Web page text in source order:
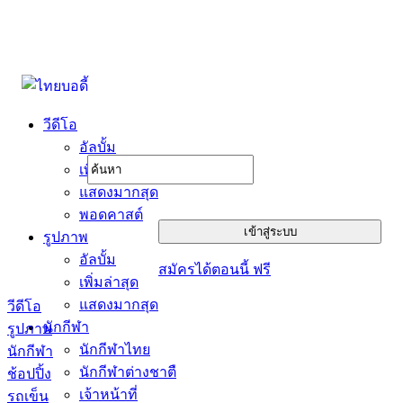
วีดีโอ
อัลบั้ม
เพิ่มล่าสุด
แสดงมากสุด
พอดคาสต์
รูปภาพ
อัลบั้ม
เพิ่มล่าสุด
แสดงมากสุด
นักกีฬา
นักกีฬาไทย
นักกีฬาต่างชาตื
เจ้าหน้าที่
สมัครได้ตอนนี้ ฟรี
วีดีโอ
รูปภาพ
นักกีฬา
ช้อปปิ้ง
รถเข็น